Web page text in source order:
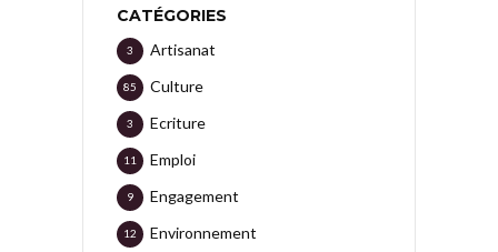
CATÉGORIES
Artisanat
3
Culture
85
Ecriture
3
Emploi
11
Engagement
9
Environnement
12